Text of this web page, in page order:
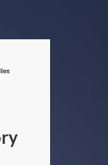
/
Canada